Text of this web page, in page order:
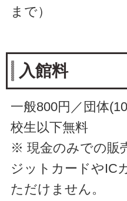
まで）
入館料
一般800円／団体
校生以下無料
※ 現金のみでの販
ジットカードやIC
ただけません。